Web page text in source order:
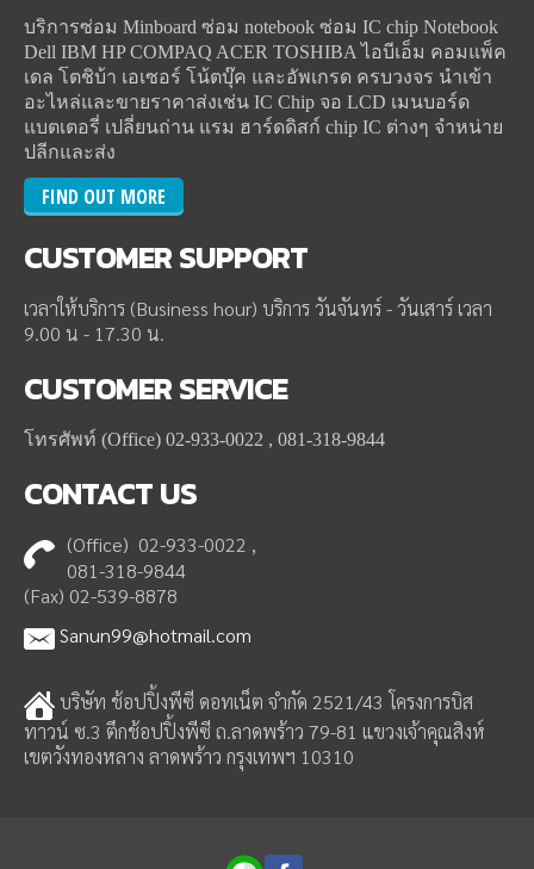
บริการซ่อม Minboard ซ่อม notebook ซ่อม IC chip Notebook
Dell IBM HP COMPAQ ACER TOSHIBA ไอบีเอ็ม คอมแพ็ค
เดล โตชิบ้า เอเซอร์ โน้ตบุ๊ค และอัพเกรด ครบวงจร นำเข้า
อะไหล่และขายราคาส่งเช่น IC Chip จอ LCD เมนบอร์ด
แบตเตอรี่ เปลี่ยนถ่าน แรม ฮาร์ดดิสก์ chip IC ต่างๆ จำหน่าย
ปลีกและส่ง
FIND OUT MORE
CUSTOMERSUPPORT
เวลาให้บริการ (Business hour) บริการ วันจันทร์ - วันเสาร์ เวลา
9.00 น - 17.30 น.
CUSTOMERSERVICE
โทรศัพท์ (Office) 02-933-0022 , 081-318-9844
CONTACTUS
(Office) 02-933-0022 ,
081-318-9844
(Fax) 02-539-8878
Sanun99@hotmail.com
บริษัท ช้อปปิ้งพีซี ดอทเน็ต จำกัด 2521/43 โครงการบิส
ทาวน์ ซ.3 ตึกช้อปปิ้งพีซี ถ.ลาดพร้าว 79-81 แขวงเจ้าคุณสิงห์
เขตวังทองหลาง ลาดพร้าว กรุงเทพฯ 10310